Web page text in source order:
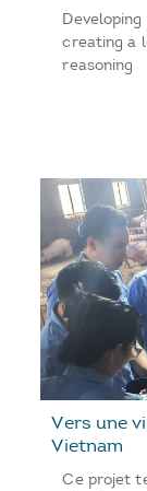
creating a
reasoning
Vers une
Vietnam
Ce projet